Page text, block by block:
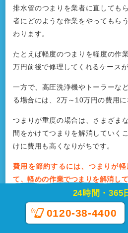
24時間・365
0120-38-4400
排水管のつまりを業者に直しても
者にどのような作業をやってもら
わります。
たとえば軽度のつまりを軽度の作
万円前後で修理してくれるケースが
一方で、高圧洗浄機やトーラーな
る場合には、2万～10万円の費用に
つまりが重度の場合は、さまざま
間をかけてつまりを解消していく
けに費用も高くなりがちです。
費用を節約するには、つまりが
て、軽めの作業でつまりを解消し
業者によって同じ案件でも見積